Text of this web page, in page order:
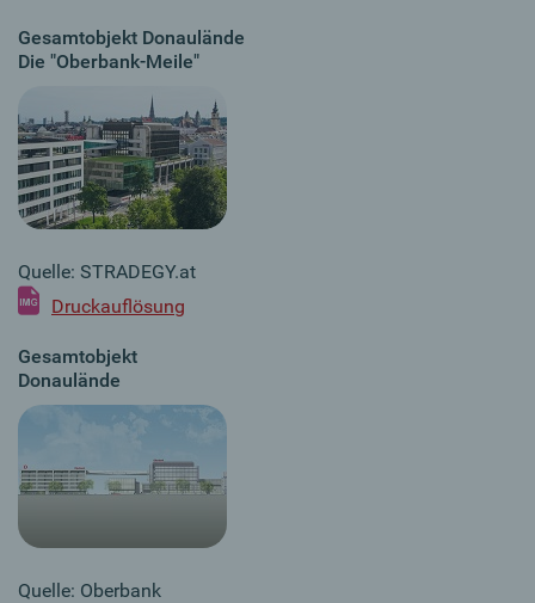
Gesamtobjekt Donaulände
Die "Oberbank-Meile"
Quelle: STRADEGY.at
Druckauflösung
Gesamtobjekt
Donaulände
Quelle: Oberbank